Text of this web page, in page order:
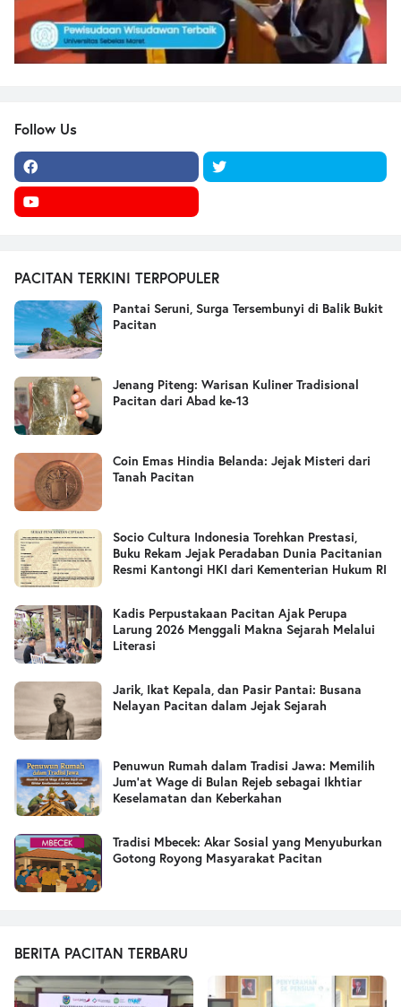
Follow Us
PACITAN TERKINI TERPOPULER
Pantai Seruni, Surga Tersembunyi di Balik Bukit
Pacitan
Jenang Piteng: Warisan Kuliner Tradisional
Pacitan dari Abad ke-13
Coin Emas Hindia Belanda: Jejak Misteri dari
Tanah Pacitan
Socio Cultura Indonesia Torehkan Prestasi,
Buku Rekam Jejak Peradaban Dunia Pacitanian
Resmi Kantongi HKI dari Kementerian Hukum RI
Kadis Perpustakaan Pacitan Ajak Perupa
Larung 2026 Menggali Makna Sejarah Melalui
Literasi
Jarik, Ikat Kepala, dan Pasir Pantai: Busana
Nelayan Pacitan dalam Jejak Sejarah
Penuwun Rumah dalam Tradisi Jawa: Memilih
Jum’at Wage di Bulan Rejeb sebagai Ikhtiar
Keselamatan dan Keberkahan
Tradisi Mbecek: Akar Sosial yang Menyuburkan
Gotong Royong Masyarakat Pacitan
BERITA PACITAN TERBARU